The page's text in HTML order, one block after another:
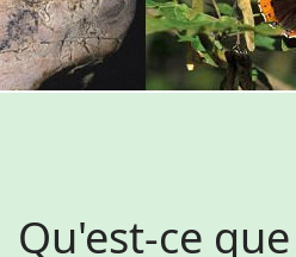
Qu'est-ce